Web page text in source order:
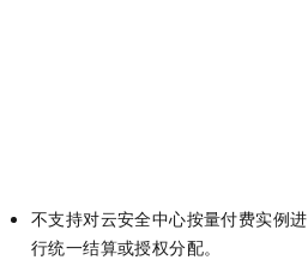
不支持对云安全中心按量付费实例进
行统一结算或授权分配。